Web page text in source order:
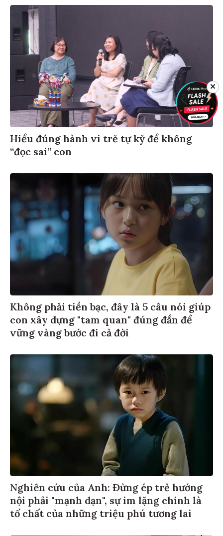
Hiểu đúng hành vi trẻ tự kỷ để không
“đọc sai” con
Không phải tiền bạc, đây là 5 câu nói giúp
con xây dựng "tam quan" đúng đắn để
vững vàng bước đi cả đời
Nghiên cứu của Anh: Đừng ép trẻ hướng
nội phải "mạnh dạn", sự im lặng chính là
tố chất của những triệu phú tương lai
✕